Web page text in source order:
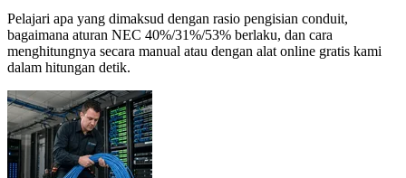
Pelajari apa yang dimaksud dengan rasio pengisian conduit,
bagaimana aturan NEC 40%/31%/53% berlaku, dan cara
menghitungnya secara manual atau dengan alat online gratis kami
dalam hitungan detik.